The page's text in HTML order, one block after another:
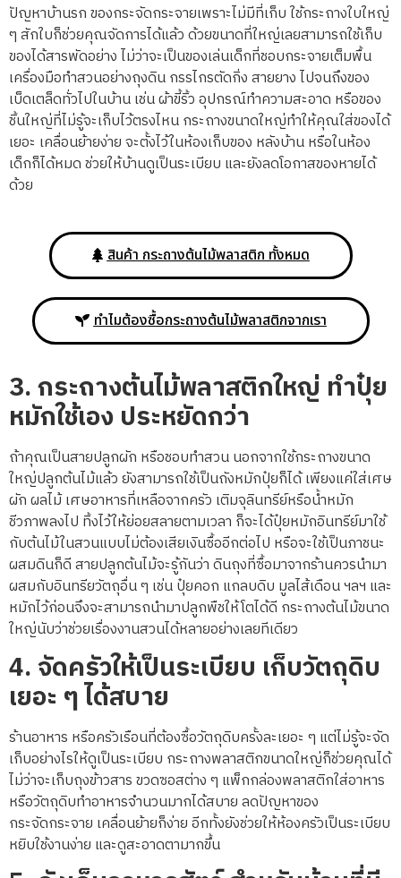
ปัญหาบ้านรก ของกระจัดกระจายเพราะไม่มีที่เก็บ ใช้กระถางใบใหญ่
ๆ สักใบก็ช่วยคุณจัดการได้แล้ว ด้วยขนาดที่ใหญ่เลยสามารถใช้เก็บ
ของได้สารพัดอย่าง ไม่ว่าจะเป็นของเล่นเด็กที่ชอบกระจายเต็มพื้น
เครื่องมือทำสวนอย่างถุงดิน กรรไกรตัดกิ่ง สายยาง ไปจนถึงของ
เบ็ดเตล็ดทั่วไปในบ้าน เช่น ผ้าขี้ริ้ว อุปกรณ์ทำความสะอาด หรือของ
ชิ้นใหญ่ที่ไม่รู้จะเก็บไว้ตรงไหน กระถางขนาดใหญ่ทำให้คุณใส่ของได้
เยอะ เคลื่อนย้ายง่าย จะตั้งไว้ในห้องเก็บของ หลังบ้าน หรือในห้อง
เด็กก็ได้หมด ช่วยให้บ้านดูเป็นระเบียบ และยังลดโอกาสของหายได้
ด้วย
สินค้า กระถางต้นไม้พลาสติก ทั้งหมด
ทำไมต้องซื้อกระถางต้นไม้พลาสติกจากเรา
3.กระถางต้นไม้พลาสติกใหญ่ ทำปุ๋ย
หมักใช้เอง ประหยัดกว่า
ถ้าคุณเป็นสายปลูกผัก หรือชอบทำสวน นอกจากใช้กระถางขนาด
ใหญ่ปลูกต้นไม้แล้ว ยังสามารถใช้เป็นถังหมักปุ๋ยก็ได้ เพียงแค่ใส่เศษ
ผัก ผลไม้ เศษอาหารที่เหลือจากครัว เติมจุลินทรีย์หรือน้ำหมัก
ชีวภาพลงไป ทิ้งไว้ให้ย่อยสลายตามเวลา ก็จะได้ปุ๋ยหมักอินทรีย์มาใช้
กับต้นไม้ในสวนแบบไม่ต้องเสียเงินซื้ออีกต่อไป หรือจะใช้เป็นภาชนะ
ผสมดินก็ดี สายปลูกต้นไม้จะรู้กันว่า ดินถุงที่ซื้อมาจากร้านควรนำมา
ผสมกับอินทรียวัตถุอื่น ๆ เช่น ปุ๋ยคอก แกลบดิบ มูลไส้เดือน ฯลฯ และ
หมักไว้ก่อนจึงจะสามารถนำมาปลูกพืชให้โตได้ดี กระถางต้นไม้ขนาด
ใหญ่นับว่าช่วยเรื่องงานสวนได้หลายอย่างเลยทีเดียว
4.จัดครัวให้เป็นระเบียบ เก็บวัตถุดิบ
เยอะ ๆ ได้สบาย
ร้านอาหาร หรือครัวเรือนที่ต้องซื้อวัตถุดิบครั้งละเยอะ ๆ แต่ไม่รู้จะจัด
เก็บอย่างไรให้ดูเป็นระเบียบ กระถางพลาสติกขนาดใหญ่ก็ช่วยคุณได้
ไม่ว่าจะเก็บถุงข้าวสาร ขวดซอสต่าง ๆ แพ็กกล่องพลาสติกใส่อาหาร
หรือวัตถุดิบทำอาหารจำนวนมากได้สบาย ลดปัญหาของ
กระจัดกระจาย เคลื่อนย้ายก็ง่าย อีกทั้งยังช่วยให้ห้องครัวเป็นระเบียบ
หยิบใช้งานง่าย และดูสะอาดตามากขึ้น